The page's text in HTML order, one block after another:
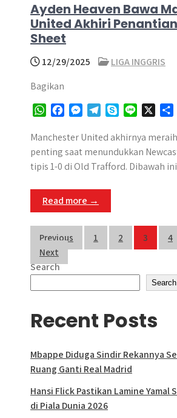
Ayden Heaven Bawa
United Akhiri
Sheet
12/29/2025
LIGA INGGRIS
Bagikan
W
a
t
s
p
p
c
e
b
o
k
s
s
e
g
e
l
e
g
a
y
p
e
n
e
a
r
e
Manchester United akhirnya
penting saat menundukkan
tipis 1-0 di Old Trafford. Dibawah
Read more →
Posts
pagination
Previous 1 2 3 4
Next
Search
Search
Recent Posts
Mbappe Diduga Sindir Rekannya
Ruang Ganti Real Madrid
Hansi Flick Pastikan Lamine Yamal
di Piala Dunia 2026